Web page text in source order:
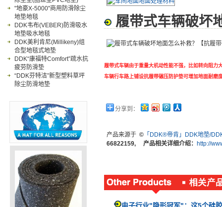
"地豪X-5000"商用防滑除尘
地垫地毯
DDK韦布(VEBER)防滑吸水
地垫吸水地毯
DDK美利肯尼(Millikeny)组
合型地毯式地垫
DDK“康福特Comfort”疏水抗
疲劳防滑垫
“DDK芬特洁”新型塑料草坪
除尘防滑地垫
履带式车辆破坏
履带式车辆由于重量大机动性能不强，比如转向阻力
车辆行车路上铺设抗履带碾压防护垫可增加地面耐磨
分享到：
产品来源于 © 「DDK®帝肯」DDK地垫/
66822159, 产品相关详细介绍：
http://